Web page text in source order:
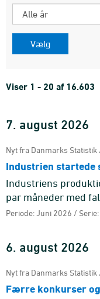
Viser 1 - 20 af 16.603
7. august 2026
Nyt fra Danmarks
Industrien startede
Industriens
par måneder med
Periode: Juni 2026 / Serie:
6. august 2026
Nyt fra Danmarks
Færre konkurser